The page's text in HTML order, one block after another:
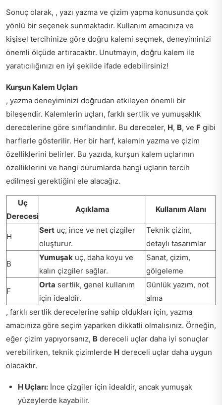
Sonuç olarak, , yazı yazma ve çizim yapma konusunda çok
yönlü bir seçenek sunmaktadır. Kullanım amacınıza ve
kişisel tercihinize göre doğru kalemi seçmek, deneyiminizi
önemli ölçüde artıracaktır. Unutmayın, doğru kalem ile
yaratıcılığınızı en iyi şekilde ifade edebilirsiniz!
Kurşun Kalem Uçları
, yazma deneyiminizi doğrudan etkileyen önemli bir
bileşendir. Kalemlerin uçları, farklı sertlik ve yumuşaklık
derecelerine göre sınıflandırılır. Bu dereceler, H, B, ve F gibi
harflerle gösterilir. Her bir harf, kalemin yazma ve çizim
özelliklerini belirler. Bu yazıda, kurşun kalem uçlarının
özelliklerini ve hangi durumlarda hangi uçların tercih
edilmesi gerektiğini ele alacağız.
Uç
Derecesi
Açıklama Kullanım Alanı
H
Sert uç, ince ve net çizgiler
oluşturur.
Teknik çizim,
detaylı tasarımlar
B
Yumuşak uç, daha koyu ve
kalın çizgiler sağlar.
Sanat, çizim,
gölgeleme
F
Orta sertlik, genel kullanım
için idealdir.
Günlük yazım, not
alma
, farklı sertlik derecelerine sahip oldukları için, yazma
amacınıza göre seçim yaparken dikkatli olmalısınız. Örneğin,
eğer çizim yapıyorsanız, B dereceli uçlar daha iyi sonuçlar
verebilirken, teknik çizimlerde H dereceli uçlar daha uygun
olacaktır.
H Uçları: İnce çizgiler için idealdir, ancak yumuşak
yüzeylerde kayabilir.